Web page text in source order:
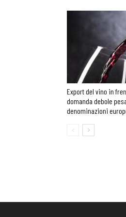
Export del vino in
domanda debole
denominazioni